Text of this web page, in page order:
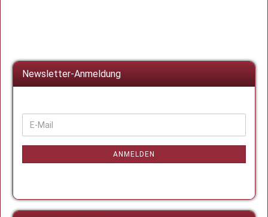
Newsletter-Anmeldung
WEITER
ZUR
NEWSLETTER-
E-
Mail
ANMELDEN